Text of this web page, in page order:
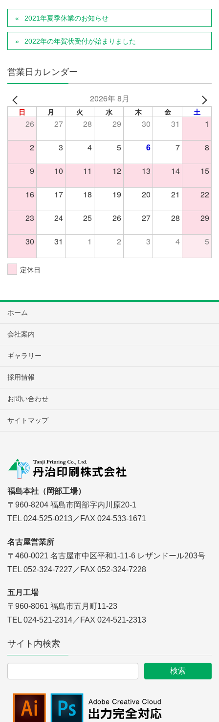
2021年夏季休業のお知らせ
2022年の年賀状受付が始まりました
営業日カレンダー
2026年 8月
日 月 火 水 木 金 土
26 27 28 29 30 31 1
2 3 4 5 6 7 8
9 10 11 12 13 14 15
16 17 18 19 20 21 22
23 24 25 26 27 28 29
30 31 1 2 3 4 5
定休日
ホーム
会社案内
ギャラリー
採用情報
お問い合わせ
サイトマップ
福島本社（岡部工場）
〒960-8204 福島市岡部字内川原20-1
TEL 024-525-0213／FAX 024-533-1671
名古屋営業所
〒460-0021 名古屋市中区平和1-11-6 レザンドール203号
TEL 052-324-7227／FAX 052-324-7228
五月工場
〒960-8061 福島市五月町11-23
TEL 024-521-2314／FAX 024-521-2313
サイト内検索